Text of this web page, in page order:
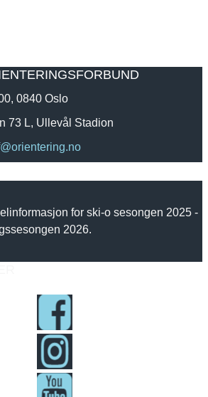
0840 Oslo
73 L, Ullevål Stadion
for ski-o sesongen 2025 -
2026.